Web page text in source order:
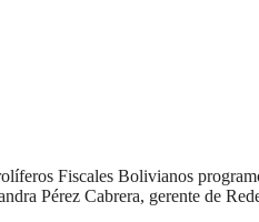
Fiscales Bolivianos
Pérez Cabrera, gerente de